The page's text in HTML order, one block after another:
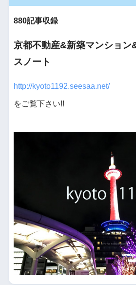
880記事収録
京都不動産&新築マンション
スノート
http://kyoto1192.seesaa.net/
をご覧下さい!!